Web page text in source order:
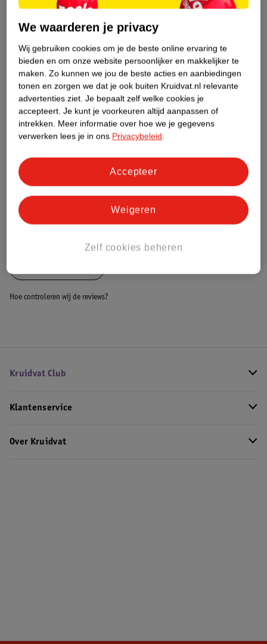
Over dit product
Productinformatie
Etiketinformatie
Nature Impact Score
Dit product heeft (nog) geen Nature
Impact Score.
Bestel & Bezorginformatie
Hoe controleren wij de reviews?
Kruidvat Club
Klantenservice
Over Kruidvat
We waarderen je privacy
Wij gebruiken cookies om je de beste online ervaring te
bieden en om onze website persoonlijker en makkelijker te
maken. Zo kunnen we jou de beste acties en aanbiedingen
tonen en zorgen we dat je ook buiten Kruidvat.nl relevante
advertenties ziet. Je bepaalt zelf welke cookies je
accepteert. Je kunt je voorkeuren altijd aanpassen of
intrekken. Meer informatie over hoe we je gegevens
verwerken lees je in ons Privacybeleid.
Zelf cookies beheren
Weigeren
Accepteer